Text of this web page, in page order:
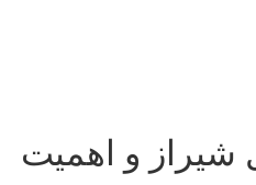
شیراز و اهمیت